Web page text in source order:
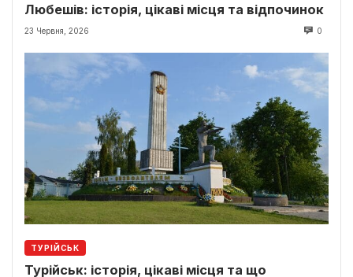
Любешів: історія, цікаві місця та відпочинок
23 Червня, 2026 0
ТУРІЙСЬК
Турійськ: історія, цікаві місця та що